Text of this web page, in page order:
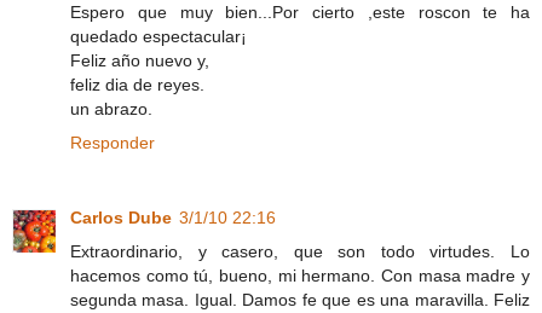
Espero que muy bien...Por cierto ,este roscon te ha
quedado espectacular¡
Feliz año nuevo y,
feliz dia de reyes.
un abrazo.
Responder
Carlos Dube 3/1/10 22:16
Extraordinario, y casero, que son todo virtudes. Lo
hacemos como tú, bueno, mi hermano. Con masa madre y
segunda masa. Igual. Damos fe que es una maravilla. Feliz